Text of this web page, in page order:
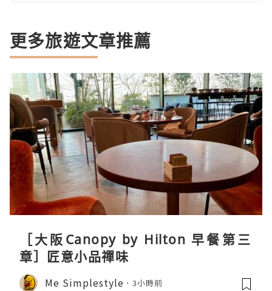
更多旅遊文章推薦
［大阪Canopy by Hilton 早餐第三
章］匠意小品禪味
Me Simplestyle 3小時前